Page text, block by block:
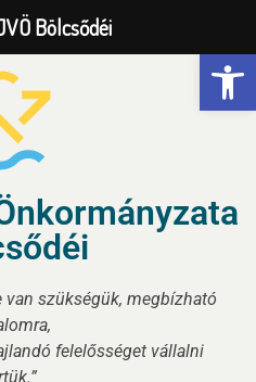
van szükségük, megbízható
felelősséget vállalni
Bölcsődéi